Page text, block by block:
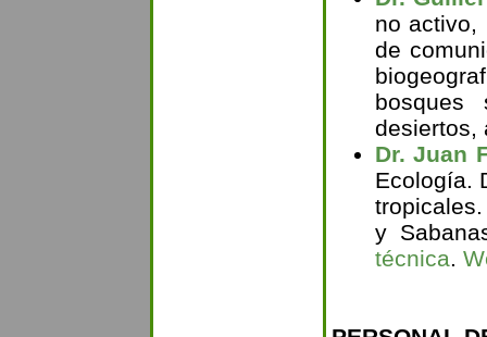
no activo,
de
bosques
desiertos,
Dr. Juan
Ecología.
y
técnica.